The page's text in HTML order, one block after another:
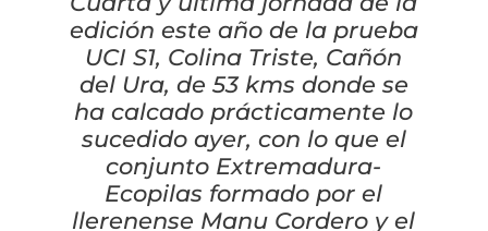
Eléctricas
Infantil
Montajes a la Carta
Pedales
Potencias
Ruedas
Gafas
Zapatillas
Puños y cintas
Equipaciones gr-100
Equipaciones Extremadura
REBAJAS
OUTLET
edición este año de la prueba
UCI S1, Colina Triste, Cañón
del Ura, de 53 kms donde se
ha calcado prácticamente lo
sucedido ayer, con lo que el
conjunto Extremadura-
Ecopilas formado por el
llerenense Manu Cordero y el